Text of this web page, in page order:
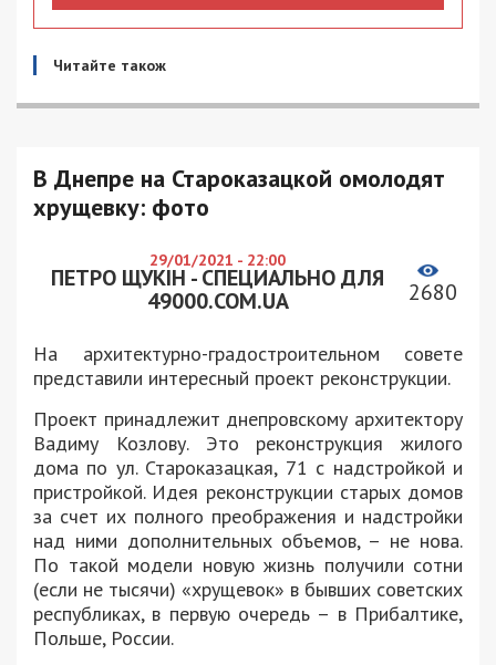
Читайте також
В Днепре на Староказацкой омолодят
хрущевку: фото
29/01/2021 - 22:00
ПЕТРО ЩУКІН - СПЕЦИАЛЬНО ДЛЯ
49000.COM.UA
2680
На архитектурно-градостроительном совете
представили интересный проект реконструкции.
Проект принадлежит днепровскому архитектору
Вадиму Козлову. Это реконструкция жилого
дома по ул. Староказацкая, 71 с надстройкой и
пристройкой. Идея реконструкции старых домов
за счет их полного преображения и надстройки
над ними дополнительных объемов, – не нова.
По такой модели новую жизнь получили сотни
(если не тысячи) «хрущевок» в бывших советских
республиках, в первую очередь – в Прибалтике,
Польше, России.